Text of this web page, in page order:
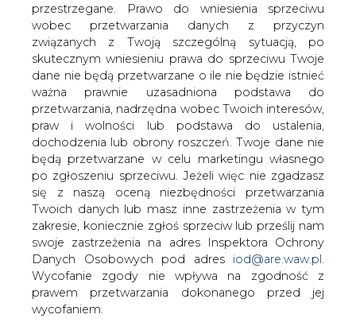
przestrzegane. Prawo do wniesienia sprzeciwu
wobec przetwarzania danych z przyczyn
związanych z Twoją szczególną sytuacją, po
skutecznym wniesieniu prawa do sprzeciwu Twoje
dane nie będą przetwarzane o ile nie będzie istnieć
ważna prawnie uzasadniona podstawa do
przetwarzania, nadrzędna wobec Twoich interesów,
praw i wolności lub podstawa do ustalenia,
dochodzenia lub obrony roszczeń. Twoje dane nie
będą przetwarzane w celu marketingu własnego
po zgłoszeniu sprzeciwu. Jeżeli więc nie zgadzasz
się z naszą oceną niezbędności przetwarzania
Twoich danych lub masz inne zastrzeżenia w tym
zakresie, koniecznie zgłoś sprzeciw lub prześlij nam
swoje zastrzeżenia na adres Inspektora Ochrony
Danych Osobowych pod adres iod@are.waw.pl
Wycofanie zgody nie wpływa na zgodność z
prawem przetwarzania dokonanego przed jej
wycofaniem.
W Elektrowni Turów, należącej do spółki
PGE Górnictwo i Energetyka
Konwencjonalna z Grupy PGE, od 2014 r.
realizowany jest program
modernizacyjny bloków 1 - 3. Jego
realizacja jest na końcowym etapie, co
pozwoli dostosować aktywa wytwórcze
do unijnych norm emisyjnych, które
zaczną obowiązywać od sierpnia 2021
roku. Projekt polega na gruntownej
modernizacji bloków energetycznych,
co wpłynie na zmniejszenie emisji
tlenków azotu o ponad 10 proc., a
dwutlenku siarki i pyłu o ponad 50 proc.
Wartość projektu szacowana jest na ok.
800 mln zł.